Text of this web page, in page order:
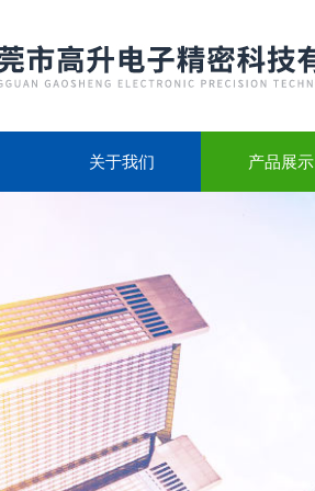
关于我们 产品展示